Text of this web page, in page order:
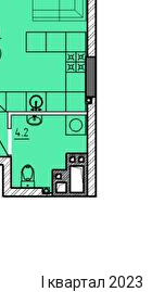
I квартал 2023